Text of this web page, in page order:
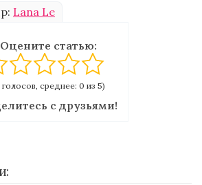
Lana Le
Оцените статью:
голосов, среднее: 0 из 5)
с друзьями!